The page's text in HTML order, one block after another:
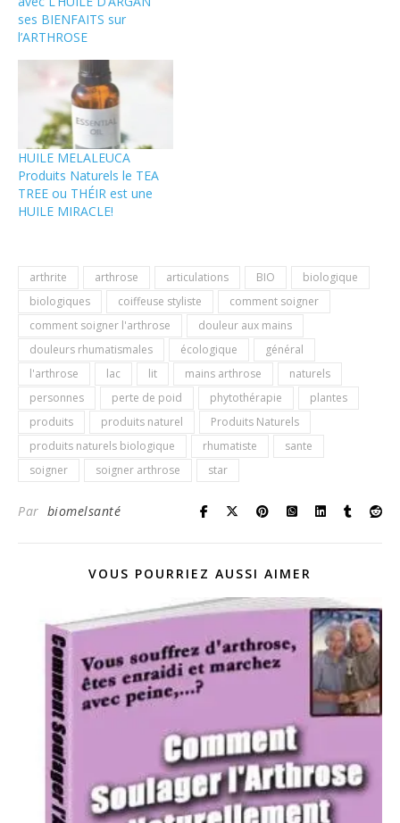
ses BIENFAITS sur
l’ARTHROSE
HUILE MELALEUCA
Produits Naturels le TEA
TREE ou THÉIR est une
HUILE MIRACLE!
arthrite arthrose articulations BIO
biologique
biologiques
coiffeuse styliste
comment soigner
comment soigner l'arthrose
douleur aux mains
douleurs rhumatismales
écologique
général
l'arthrose
lac lit mains arthrose
naturels
personnes
perte de poid phytothérapie
plantes
produits
produits naturel
Produits Naturels
produits naturels biologique
rhumatiste
sante
soigner
soigner arthrose star
Par biomelsanté
VOUS POURRIEZ AUSSI AIMER